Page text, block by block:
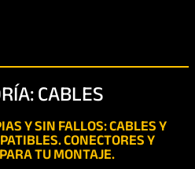
CABLES
Y SIN FALLOS: CABLES Y
CONECTORES Y
TU MONTAJE.